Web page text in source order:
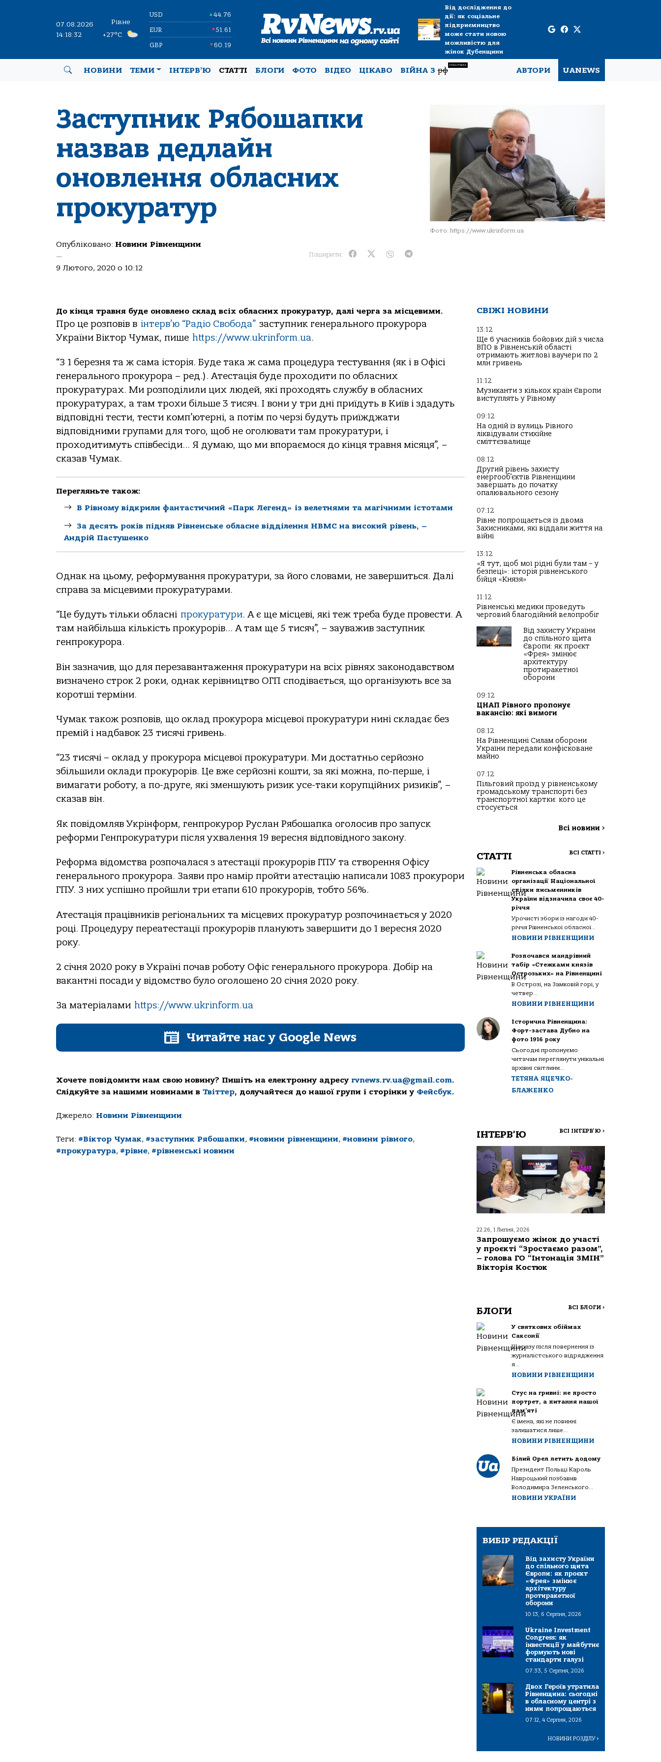
07.08.2026
14:18:32
Рівне
+27°C
USD ▲44.76
EUR ▼51.61
GBP ▼60.19
Від дослідження до
дії: як соціальне
підприємництво
може стати новою
можливістю для
жінок Дубенщини
НОВИНИ ТЕМИ ІНТЕРВ’Ю СТАТТІ БЛОГИ ФОТО ВІДЕО ЦІКАВО ВІЙНА Зрф
СПЕЦТЕМА
АВТОРИ UANEWS
Заступник Рябошапки
назвав дедлайн
оновлення обласних
прокуратур
Опубліковано: Новини Рівненщини
—
9 Лютого, 2020 о 10:12
Поширити:
Фото: https://www.ukrinform.ua
До кінця травня буде оновлено склад всіх обласних прокуратур, далі черга за місцевими.
Про це розповів в інтерв’ю “Радіо Свобода” заступник генерального прокурора
України Віктор Чумак, пише https://www.ukrinform.ua.
“З 1 березня та ж сама історія. Буде така ж сама процедура тестування (як і в Офісі
генерального прокурора – ред.). Атестація буде проходити по обласних
прокуратурах. Ми розподілили цих людей, які проходять службу в обласних
прокуратурах, а там трохи більше 3 тисяч. І вони у три дні приїдуть в Київ і здадуть
відповідні тести, тести комп’ютерні, а потім по черзі будуть приїжджати
відповідними групами для того, щоб не оголювати там прокуратури, і
проходитимуть співбесіди… Я думаю, що ми впораємося до кінця травня місяця”, –
сказав Чумак.
Перегляньте також:
В Рівному відкрили фантастичний «Парк Легенд» із велетнями та магічними істотами
За десять років підняв Рівненське обласне відділення НВМС на високий рівень, –
Андрій Пастушенко
Однак на цьому, реформування прокуратури, за його словами, не завершиться. Далі
справа за місцевими прокуратурами.
“Це будуть тільки обласні прокуратури. А є ще місцеві, які теж треба буде провести. А
там найбільша кількість прокурорів… А там ще 5 тисяч”, – зауважив заступник
генпрокурора.
Він зазначив, що для перезавантаження прокуратури на всіх рівнях законодавством
визначено строк 2 роки, однак керівництво ОГП сподівається, що організують все за
коротші терміни.
Чумак також розповів, що оклад прокурора місцевої прокуратури нині складає без
премій і надбавок 23 тисячі гривень.
“23 тисячі – оклад у прокурора місцевої прокуратури. Ми достатньо серйозно
збільшили оклади прокурорів. Це вже серйозні кошти, за які можна, по-перше, і
вимагати роботу, а по-друге, які зменшують ризик усе-таки корупційних ризиків”, –
сказав він.
Як повідомляв Укрінформ, генпрокурор Руслан Рябошапка оголосив про запуск
реформи Генпрокуратури після ухвалення 19 вересня відповідного закону.
Реформа відомства розпочалася з атестації прокурорів ГПУ та створення Офісу
генерального прокурора. Заяви про намір пройти атестацію написали 1083 прокурори
ГПУ. З них успішно пройшли три етапи 610 прокурорів, тобто 56%.
Атестація працівників регіональних та місцевих прокуратур розпочинається у 2020
році. Процедуру переатестації прокурорів планують завершити до 1 вересня 2020
року.
2 січня 2020 року в Україні почав роботу Офіс генерального прокурора. Добір на
вакантні посади у відомство було оголошено 20 січня 2020 року.
За матеріалами https://www.ukrinform.ua
Читайте нас у Google News
Хочете повідомити нам свою новину? Пишіть на електронну адресу rvnews.rv.ua@gmail.com.
Слідкуйте за нашими новинами в Твіттер, долучайтеся до нашої групи і сторінки у Фейсбук.
Джерело: Новини Рівненщини
Теги: #Віктор Чумак, #заступник Рябошапки, #новини рівненщини, #новини рівного,
#прокуратура, #рівне, #рівненські новини
СВІЖІ НОВИНИ
13:12
Ще 6 учасників бойових дій з числа
ВПО в Рівненській області
отримають житлові ваучери по 2
млн гривень
11:12
Музиканти з кількох країн Європи
виступлять у Рівному
09:12
На одній із вулиць Рівного
ліквідували стихійне
сміттєзвалище
08:12
Другий рівень захисту
енергооб’єктів Рівненщини
завершать до початку
опалювального сезону
07:12
Рівне попрощається із двома
Захисниками, які віддали життя на
війні
13:12
«Я тут, щоб мої рідні були там – у
безпеці»: історія рівненського
бійця «Князя»
11:12
Рівненські медики проведуть
черговий благодійний велопробіг
Від захисту України
до спільного щита
Європи: як проєкт
«Фрея» змінює
архітектуру
протиракетної
оборони
09:12
ЦНАП Рівного пропонує
вакансію: які вимоги
08:12
На Рівненщині Силам оборони
України передали конфісковане
майно
07:12
Пільговий проїзд у рівненському
громадському транспорті без
транспортної картки: кого це
стосується
Всі новини >
СТАТТІ ВСІ СТАТТІ >
Рівненська обласна
організації Національної
спілки письменників
України відзначила своє 40-
річчя
Урочисті збори із нагоди 40-
річчя Рівненської обласної...
НОВИНИ РІВНЕНЩИНИ
Розпочався мандрівний
табір «Стежками князів
Острозьких» на Рівненщині
В Острозі, на Замковій горі, у
четвер...
НОВИНИ РІВНЕНЩИНИ
Історична Рівненщина:
Форт-застава Дубно на
фото 1916 року
Сьогодні пропонуємо
читачам переглянути унікальні
архівні світлини...
ТЕТЯНА ЯЦЕЧКО-
БЛАЖЕНКО
ІНТЕРВ'Ю ВСІ ІНТЕРВ'Ю >
22:26, 1 Липня, 2026
Запрошуємо жінок до участі
у проєкті “Зростаємо разом”,
– голова ГО “Інтонація ЗМІН”
Вікторія Костюк
БЛОГИ ВСІ БЛОГИ >
У святкових обіймах
Саксонії
Щоразу після повернення із
журналістського відрядження
я...
НОВИНИ РІВНЕНЩИНИ
Стус на гривні: не просто
портрет, а питання нашої
пам’яті
Є імена, які не повинні
залишатися лише...
НОВИНИ РІВНЕНЩИНИ
Білий Орел летить додому
Президент Польщі Кароль
Навроцький позбавив
Володимира Зеленського...
НОВИНИ УКРАЇНИ
ВИБІР РЕДАКЦІЇ
Від захисту України
до спільного щита
Європи: як проєкт
«Фрея» змінює
архітектуру
протиракетної
оборони
10:13, 6 Серпня, 2026
Ukraine Investment
Congress: як
інвестиції у майбутнє
формують нові
стандарти галузі
07:33, 5 Серпня, 2026
Двох Героїв утратила
Рівненщина: сьогодні
в обласному центрі з
ними попрощаються
07:12, 4 Серпня, 2026
НОВИНИ РОЗДІЛУ>